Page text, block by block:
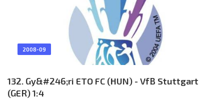
2008-09
132. Gy&#246;ri ETO FC (HUN) - VfB Stuttgart
(GER) 1:4